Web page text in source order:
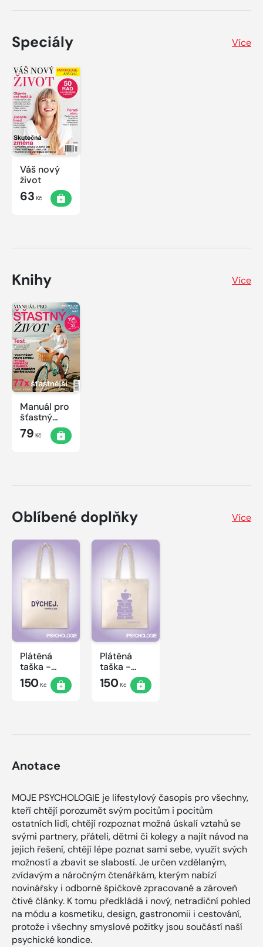
Speciály Více
Váš nový
život
63 Kč
Knihy Více
Manuál pro
šťastný
život
79 Kč
Oblíbené doplňky Více
Plátěná
taška -
Dýchej
150Kč
Plátěná
taška -
Čtení
150Kč
Anotace
MOJE PSYCHOLOGIE je lifestylový časopis pro všechny,
kteří chtějí porozumět svým pocitům i pocitům
ostatních lidí, chtějí rozpoznat možná úskalí vztahů se
svými partnery, přáteli, dětmi či kolegy a najít návod na
jejich řešení, chtějí lépe poznat sami sebe, využít svých
možností a zbavit se slabostí. Je určen vzdělaným,
zvídavým a náročným čtenářkám, kterým nabízí
novinářsky i odborně špičkově zpracované a zároveň
čtivé články. K tomu předkládá i nový, netradiční pohled
na módu a kosmetiku, design, gastronomii i cestování,
protože i všechny smyslové požitky jsou součástí naší
psychické kondice.